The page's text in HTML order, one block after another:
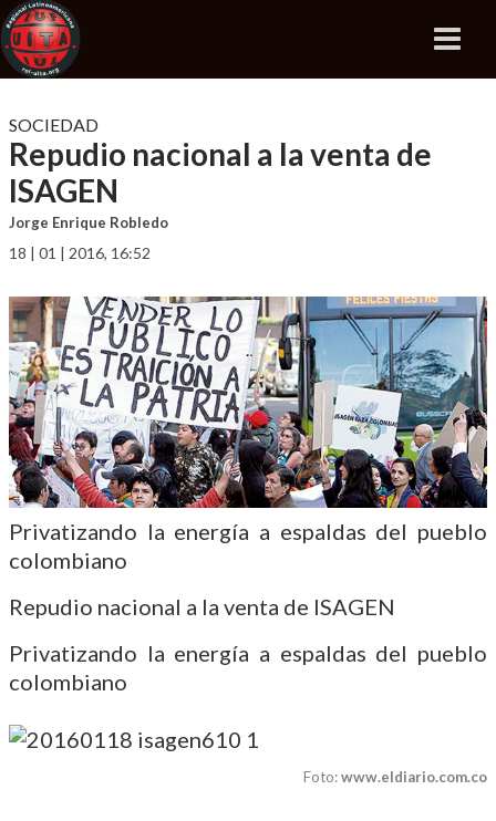
SOCIEDAD
Repudio nacional a la venta de
ISAGEN
Jorge Enrique Robledo
18 | 01 | 2016, 16:52
Privatizando la energía a espaldas del pueblo
colombiano
Repudio nacional a la venta de ISAGEN
Privatizando la energía a espaldas del pueblo
colombiano
Foto:www.eldiario.com.co